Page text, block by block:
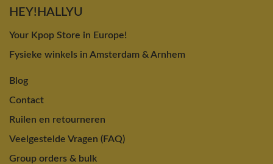
HEY!HALLYU
Your Kpop Store in Europe!
Fysieke winkels in Amsterdam & Arnhem
Blog
Contact
Ruilen en retourneren
Veelgestelde Vragen (FAQ)
Group orders & bulk